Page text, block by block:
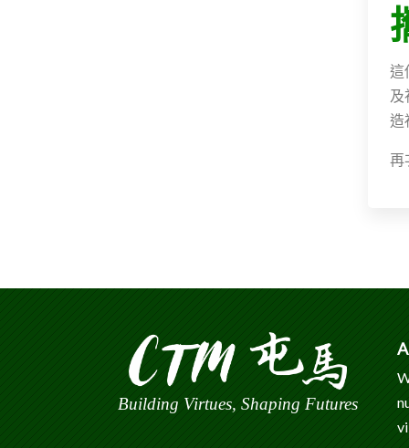
這
及
造
再
Building Virtues, Shaping Futures